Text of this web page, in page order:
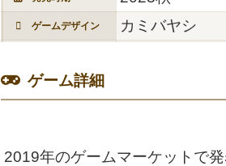
ゲームデザイン カミバヤシ
ゲーム詳細
2019年のゲームマーケットで